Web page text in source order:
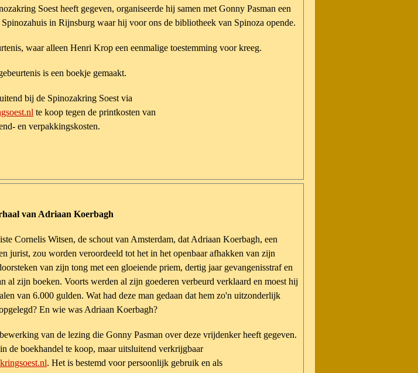
Soest heeft gegeven, organiseerde hij samen met Gonny Pasman een
in Rijnsburg waar hij voor ons de bibliotheek van Spinoza opende.
waar alleen Henri Krop een eenmalige toestemming voor kreeg.
is een boekje gemaakt.
bij de Spinozakring Soest via
te koop tegen de printkosten van
en verpakkingskosten.
van Adriaan Koerbagh
Cornelis Witsen, de schout van Amsterdam, dat Adriaan Koerbagh, een
jurist, zou worden veroordeeld tot het in het openbaar afhakken van zijn
van zijn tong met een gloeiende priem, dertig jaar gevangenisstraf en
al zijn boeken. Voorts werden al zijn goederen verbeurd verklaard en moest hij
van 6.000 gulden. Wat had deze man gedaan dat hem zo'n uitzonderlijk
En wie was Adriaan Koerbagh?
van de lezing die Gonny Pasman over deze vrijdenker heeft gegeven.
de boekhandel te koop, maar uitsluitend verkrijgbaar
. Het is bestemd voor persoonlijk gebruik en als